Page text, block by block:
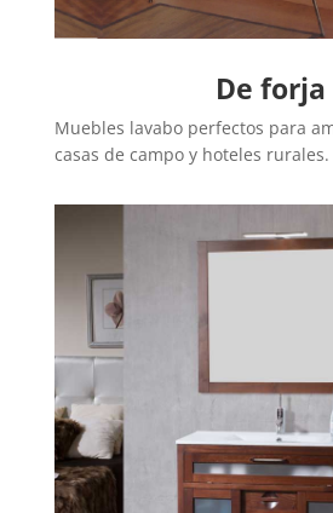
De forja
Muebles lavabo perfectos para
casas de campo y hoteles rurales.